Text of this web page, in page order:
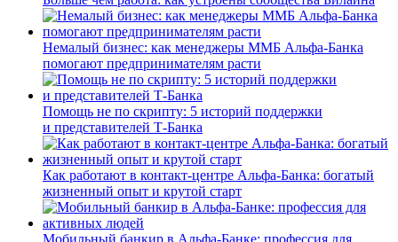
Немалый бизнес: как менеджеры ММБ Альфа-Банка
помогают предпринимателям расти
Помощь не по скрипту: 5 историй поддержки
и представителей Т-Банка
Как работают в контакт-центре Альфа-Банка: богатый
жизненный опыт и крутой старт
Мобильный банкир в Альфа-Банке: профессия для